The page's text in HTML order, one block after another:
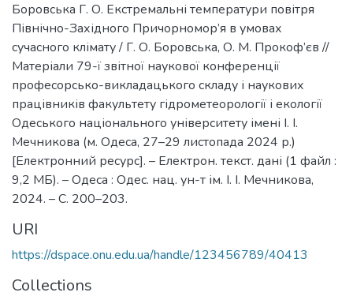
Боровська Г. О. Екстремальні температури повітря
Північно-Західного Причорномор’я в умовах
сучасного клімату / Г. О. Боровська, О. М. Прокоф’єв //
Матеріали 79-ї звітної наукової конференції
професорсько-викладацького складу і наукових
працівників факультету гідрометеорології і екології
Одеського національного університету імені І. І.
Мечникова (м. Одеса, 27–29 листопада 2024 р.)
[Електронний ресурс]. – Електрон. текст. дані (1 файл :
9,2 МБ). – Одеса : Одес. нац. ун-т ім. І. І. Мечникова,
2024. – С. 200–203.
URI
https://dspace.onu.edu.ua/handle/123456789/40413
Collections